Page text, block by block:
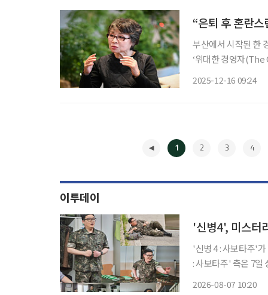
“은퇴 후 혼란
부산에서 시작된 한
‘위대한 경영자
2025-12-16 09:24
1 2 3 4
이투데이
'신병4', 미스터
'신병 4 : 사보타주'가 한층
: 사보타주' 측은 7일
2026-08-07 10:20